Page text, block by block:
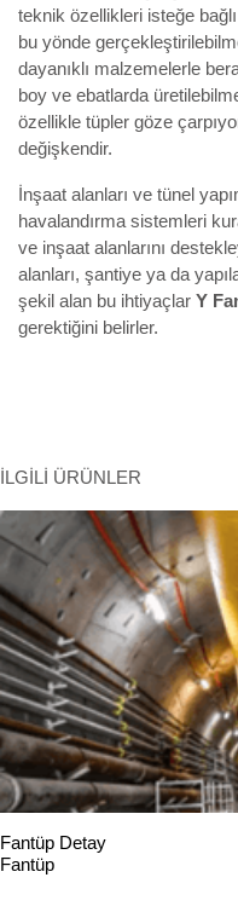
teknik özellikleri isteğe
bu yönde
dayanıklı malzemelerle
boy ve ebatlarda
özellikle tüpler göze
değişkendir.
İnşaat alanları ve tünel
havalandırma sistemleri
ve inşaat alanlarını
alanları, şantiye ya da
şekil alan bu ihtiyaçlar Y
gerektiğini belirler.
İLGİLİ ÜRÜNLER
Fantüp Detay
Fantüp